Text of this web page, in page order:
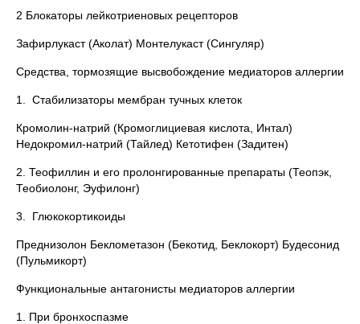
2 Блокаторы лейкотриеновых рецепторов
Зафирлукаст (Аколат) Монтелукаст (Сингуляр)
Средства, тормозящие высвобождение медиаторов аллергии
1. Стабилизаторы мембран тучных клеток
Кромолин-натрий (Кромоглициевая кислота, Интал)
Недокромил-натрий (Тайлед) Кетотифен (Задитен)
2. Теофиллин и его пролонгированные препараты (Теопэк,
Теобиолонг, Эуфилонг)
3. Глюкокортикоиды
Преднизолон Беклометазон (Бекотид, Беклокорт) Будесонид
(Пульмикорт)
Функциональные антагонисты медиаторов аллергии
1. При бронхоспазме